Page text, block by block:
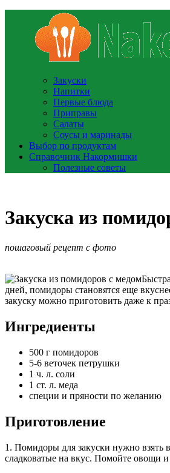
Закуски
Напитки
Первые блюда
Приправы
Салаты
Соусы и маринады
Выбор по продуктам
Справочник Накормишки
Полезные советы
Закуска из
пошаговый рецепт с фото
дней, помидоры становятся еще
закуску можно приготовить даже к
Ингредиенты
500 г помидоров
5-6 веточек петрушки
1 ч. л. соли
1 ст. л. меда
специи и пряности по желанию
Приготовление
1. Помидоры для закуски нужно взять
сладковатые на вкус. Помойте овощи